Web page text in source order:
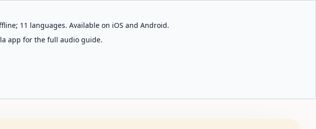
11 languages. Available on iOS and Android.
app for the full audio guide.